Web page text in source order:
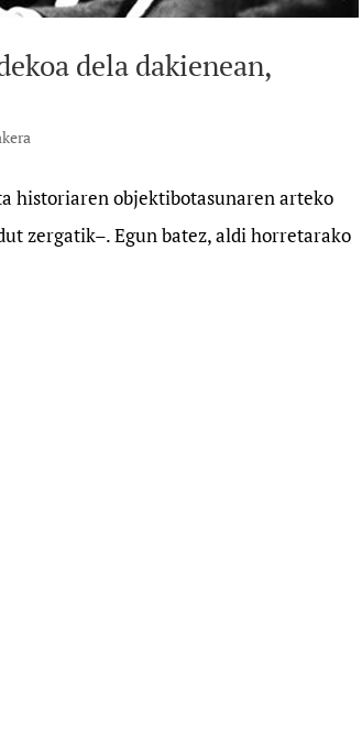
dela dakienean,
historiaren objektibotasunaren arteko
zergatik–. Egun batez, aldi horretarako